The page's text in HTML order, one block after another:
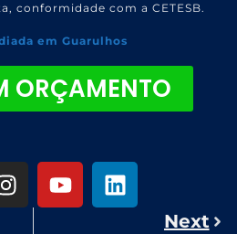
conformidade com a CETESB.
em Guarulhos
ORÇAMENTO
Next